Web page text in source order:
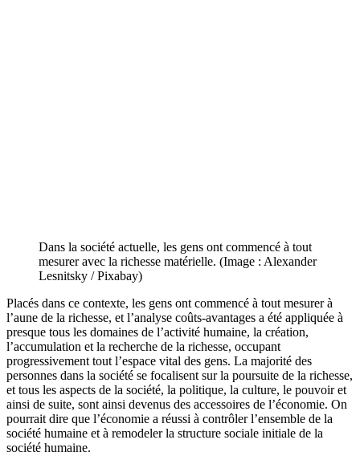
Dans la société actuelle, les gens ont commencé à tout
mesurer avec la richesse matérielle. (Image : Alexander
Lesnitsky / Pixabay)
Placés dans ce contexte, les gens ont commencé à tout mesurer à
l’aune de la richesse, et l’analyse coûts-avantages a été appliquée à
presque tous les domaines de l’activité humaine, la création,
l’accumulation et la recherche de la richesse, occupant
progressivement tout l’espace vital des gens. La majorité des
personnes dans la société se focalisent sur la poursuite de la richesse,
et tous les aspects de la société, la politique, la culture, le pouvoir et
ainsi de suite, sont ainsi devenus des accessoires de l’économie. On
pourrait dire que l’économie a réussi à contrôler l’ensemble de la
société humaine et à remodeler la structure sociale initiale de la
société humaine.